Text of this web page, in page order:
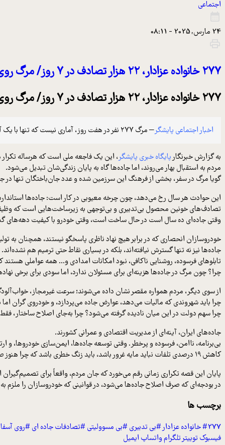
اجتماعی
24 مارس, 2025 - 08:11
۲۷۷ خانواده عزادار، ۲۲ هزار تصادف در ۷ روز/ مرگ روی آسفالت، نتیجه سال‌ها بی‌تدبیری و بی‌مسئولیتی
۲۷۷ خانواده عزادار، ۲۲ هزار تصادف در ۷ روز/ مرگ روی آسفالت، نتیجه سال‌ها بی‌تدبیری و بی‌مسئولیتی
اخبار اجتماعی پایشگر– مرگ ۲۷۷ نفر در هفت روز، آماری نیست که تنها با یک آه و تأسف از کنار آن گذر کنیم.
به گزارش خبرنگارپایگاه خبری پایشگر، این یک فاجعه ملی است که هرساله
مردم به استقبال بهار می‌روند، اما جاده‌ها گاه به پایان زندگی‌شان تبدیل می‌شود.
گویا مرگ در سفر، بخشی از فرهنگ این سرزمین شده و عدد جان‌باختگان تنها در
این حوادث هر سال رخ می‌دهد، چون چرخه معیوبی در کار است: جاده‌ها
تصادف‌های خونین محصول بی‌تدبیری و بی‌توجهی به زیرساخت‌هایی است که
وقتی جاده‌ای ده سال است در حال ساخت است، وقتی خودرو با کیفیت دهه‌های
خودروسازان انحصاری که در برابر هیچ نهاد ناظری پاسخگو نیستند، همچنان به
جاده‌ها نیز نه تنها گسترش نیافته‌اند، بلکه در بسیاری نقاط حتی ترمیم هم نشده‌اند.
تابلوهای فرسوده، روشنایی ناکافی، نبود امکانات امدادی و… همه عواملی
چرا؟ چون مرگ در جاده‌ها هزینه‌ای برای مسئولان ندارد، اما سودی برای برخی
از سوی دیگر، مردم همواره مقصر نشان داده می‌شوند؛ سرعت غیرمجاز،
چرا باید شهروندی که مالیات می‌دهد، عوارض جاده می‌پردازد، و خودروی گران
چرا سهم دولت در این میان نادیده گرفته می‌شود؟ چرا به‌جای اصلاح ساختار،
جاده‌های ایران، آینه‌ای از مدیریت اقتصادی و عمرانی کشورند.
بی‌برنامه، ناامن، فرسوده و پرخطر. وقتی توسعه جاده‌ها، ایمن‌سازی خودروها،
کاهش ۱۹ درصدی تلفات نباید مایه غرور باشد، باید زنگ خطری باشد که چرا هنوز صدها نفر در چند روز عید جان می‌دهند.
پایان این قصه تکراری زمانی رقم می‌خورد که جان مردم، واقعاً برای
در بودجه‌ای که صرف اصلاح جاده‌ها می‌شود، در قوانینی که خودروسازان را ملزم
برچسب ها
#277 خانواده عزادار #بی تدبیری#بی مسوولیتی#تصادفات جاده ای#روی
فیسبوک توییترتلگرامواتساپ ایمیل